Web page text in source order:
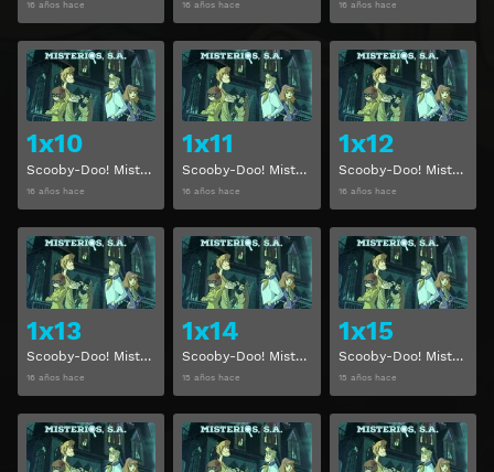
16 años hace 16 años hace 16 años hace
1x10
Scooby-Doo! Misterios, S. A. Temporada 1 Capitulo 10
16 años hace
Ver
1x11
Scooby-Doo! Misterios, S. A. Temporada 1 Capitulo 11
16 años hace
Ver
1x12
Scooby-Doo! Misterios, S. A. Temporada 1 Capitulo 12
16 años hace
1x13
Scooby-Doo! Misterios, S. A. Temporada 1 Capitulo 13
16 años hace
Ver
1x14
Scooby-Doo! Misterios, S. A. Temporada 1 Capitulo 14
15 años hace
Ver
1x15
Scooby-Doo! Misterios, S. A. Temporada 1 Capitulo 15
15 años hace
Ver Ver